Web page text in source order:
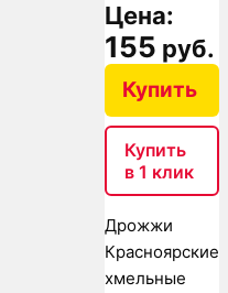
Цена:
155 руб.
Купить
Купить
в 1 клик
Дрожжи
Красноярские
хмельные